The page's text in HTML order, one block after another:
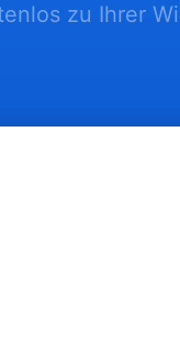
zu Ihrer